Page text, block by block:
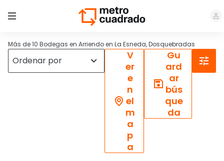
Más de 10 Bodegas en Arriendo en La Esneda, Dosquebradas
V
er
e
n
el
m
a
p
a
Gu
ard
ar
bús
que
da